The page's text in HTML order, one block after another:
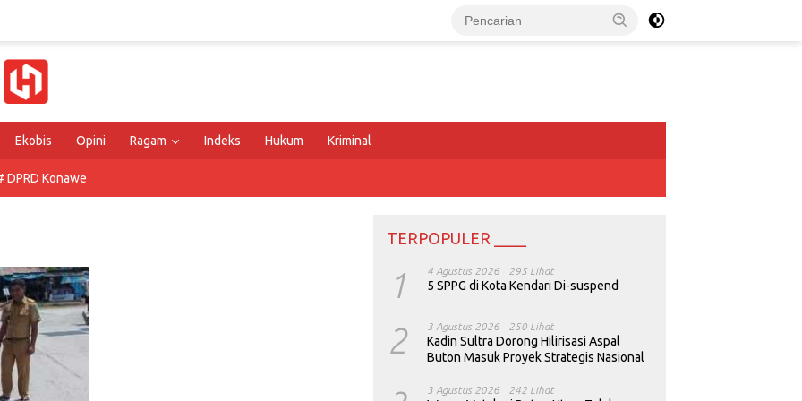
Ekobis Opini Ragam Indeks Hukum Kriminal
DPRD Konawe
TERPOPULER ____
1 4 Agustus 2026 295 Lihat
5 SPPG di Kota Kendari Di-suspend
2 3 Agustus 2026 250 Lihat
Kadin Sultra Dorong Hilirisasi Aspal
Buton Masuk Proyek Strategis Nasional
3 Agustus 2026 242 Lihat